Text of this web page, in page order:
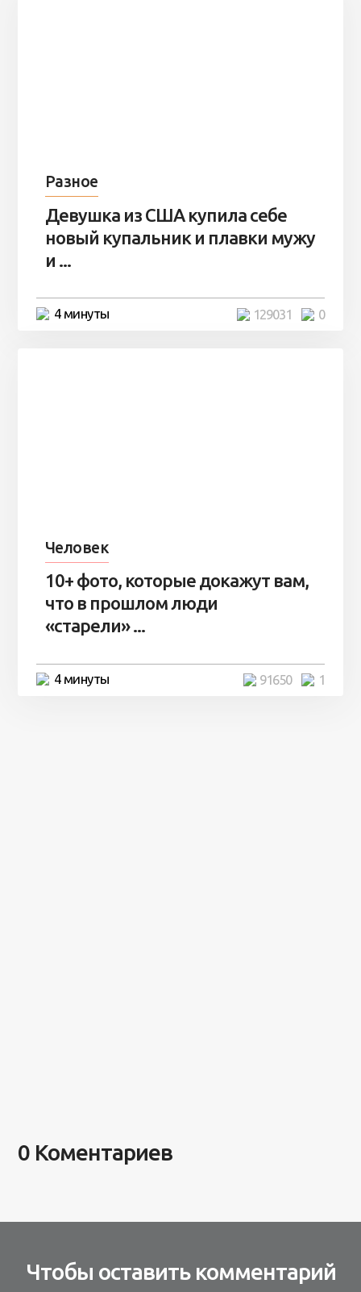
Разное
Девушка из США купила себе
новый купальник и плавки мужу
и ...
4 минуты 0
129031
Человек
10+ фото, которые докажут вам,
что в прошлом люди
«старели» ...
4 минуты 1
91650
0 Коментариев
Чтобы оставить комментарий